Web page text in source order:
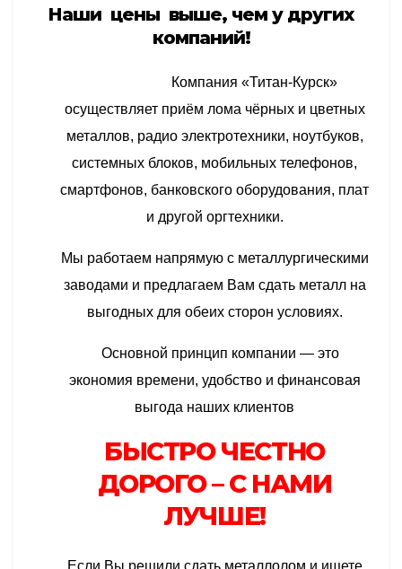
Наши цены выше, чем у других
компаний!
Компания «Титан-Курск»
осуществляет приём лома чёрных и цветных
металлов, радио электротехники, ноутбуков,
системных блоков, мобильных телефонов,
смартфонов, банковского оборудования, плат
и другой оргтехники.
Мы работаем напрямую с металлургическими
заводами и предлагаем Вам сдать металл на
выгодных для обеих сторон условиях.
Основной принцип компании — это
экономия времени, удобство и финансовая
выгода наших клиентов
БЫСТРО ЧЕСТНО
ДОРОГО – С НАМИ
ЛУЧШЕ!
Если Вы решили сдать металлолом и ищете